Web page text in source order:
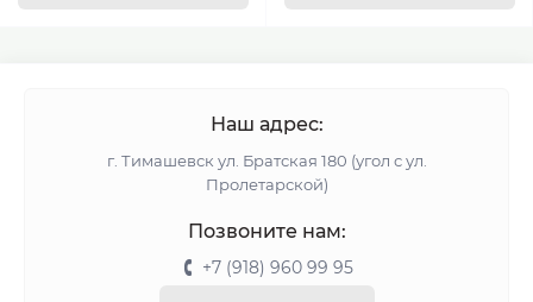
Наш адрес:
г. Тимашевск ул. Братская 180 (угол с ул.
Пролетарской)
Позвоните нам:
+7 (918) 960 99 95